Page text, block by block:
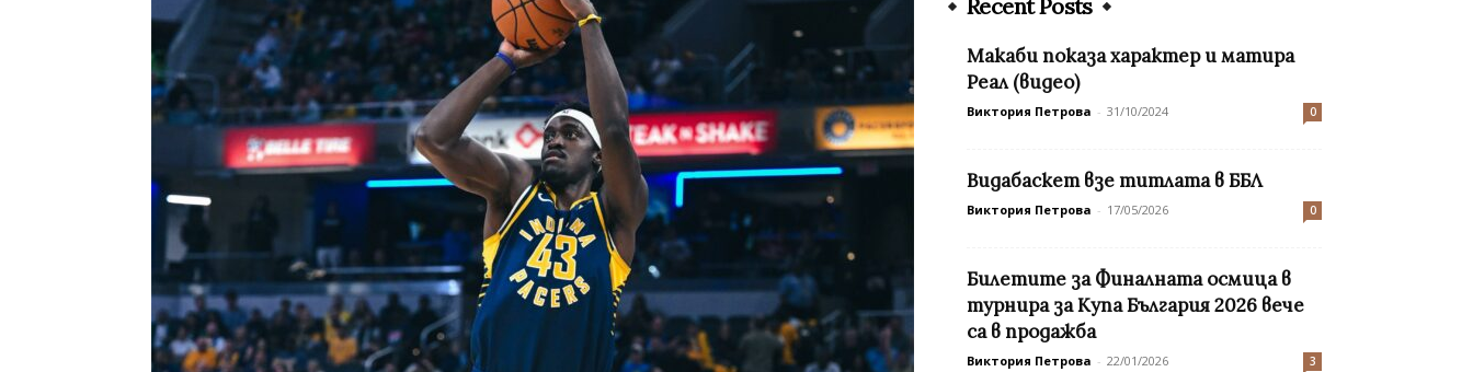
Recent Posts
Макаби показа характер и матира
Реал (видео)
Виктория Петрова - 31/10/2024 0
Видабаскет взе титлата в ББЛ
Виктория Петрова - 17/05/2026 0
Билетите за Финалната осмица в
турнира за Купа България 2026 вече
са в продажба
Виктория Петрова - 22/01/2026 3